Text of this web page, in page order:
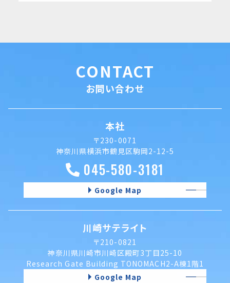
CONTACT
お問い合わせ
本社
〒230-0071
神奈川県横浜市鶴見区駒岡2-12-5
045-580-3181
Google Map
川崎サテライト
〒210-0821
神奈川県川崎市川崎区殿町3丁目25-10
Research Gate Building TONOMACH2-A棟1階1
Google Map